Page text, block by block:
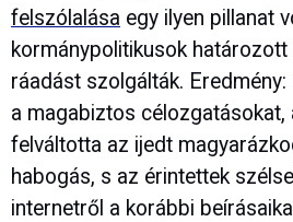
felszólalása egy ilyen pillanat
kormánypolitikusok
ráadást szolgálták.
a magabiztos célozgatásokat,
felváltotta az ijedt
habogás, s az érintettek
internetről a korábbi